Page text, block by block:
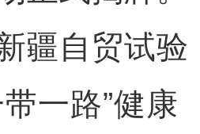
自贸试验
一路”健康